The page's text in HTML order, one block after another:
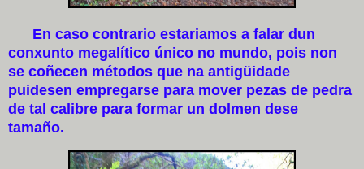
En caso contrario estariamos a falar dun
conxunto megalítico único no mundo, pois non
se coñecen métodos que na antigüidade
puidesen empregarse para mover pezas de pedra
de tal calibre para formar un dolmen dese
tamaño.